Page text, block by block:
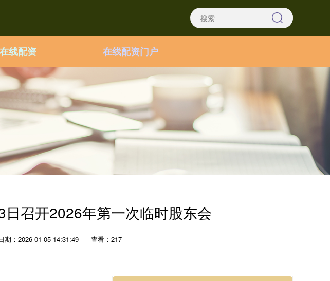
在线配资 在线配资门户
召开2026年第一次临时股东会
期：2026-01-05 14:31:49 查看：217